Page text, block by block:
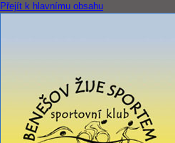
Přejít k hlavnímu obsahu